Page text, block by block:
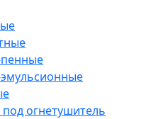
огнетушитель